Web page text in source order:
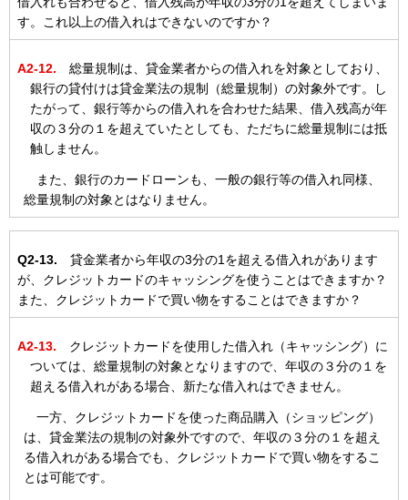
す。これ以上の借入れはできないのですか？
A2-12. 総量規制は、貸金業者からの借入れを対象としており、
銀行の貸付けは貸金業法の規制（総量規制）の対象外です。し
たがって、銀行等からの借入れを合わせた結果、借入残高が年
収の３分の１を超えていたとしても、ただちに総量規制には抵
触しません。
また、銀行のカードローンも、一般の銀行等の借入れ同様、
総量規制の対象とはなりません。
Q2-13. 貸金業者から年収の3分の1を超える借入れがあります
が、クレジットカードのキャッシングを使うことはできますか？
また、クレジットカードで買い物をすることはできますか？
A2-13. クレジットカードを使用した借入れ（キャッシング）に
ついては、総量規制の対象となりますので、年収の３分の１を
超える借入れがある場合、新たな借入れはできません。
一方、クレジットカードを使った商品購入（ショッピング）
は、貸金業法の規制の対象外ですので、年収の３分の１を超え
る借入れがある場合でも、クレジットカードで買い物をするこ
とは可能です。